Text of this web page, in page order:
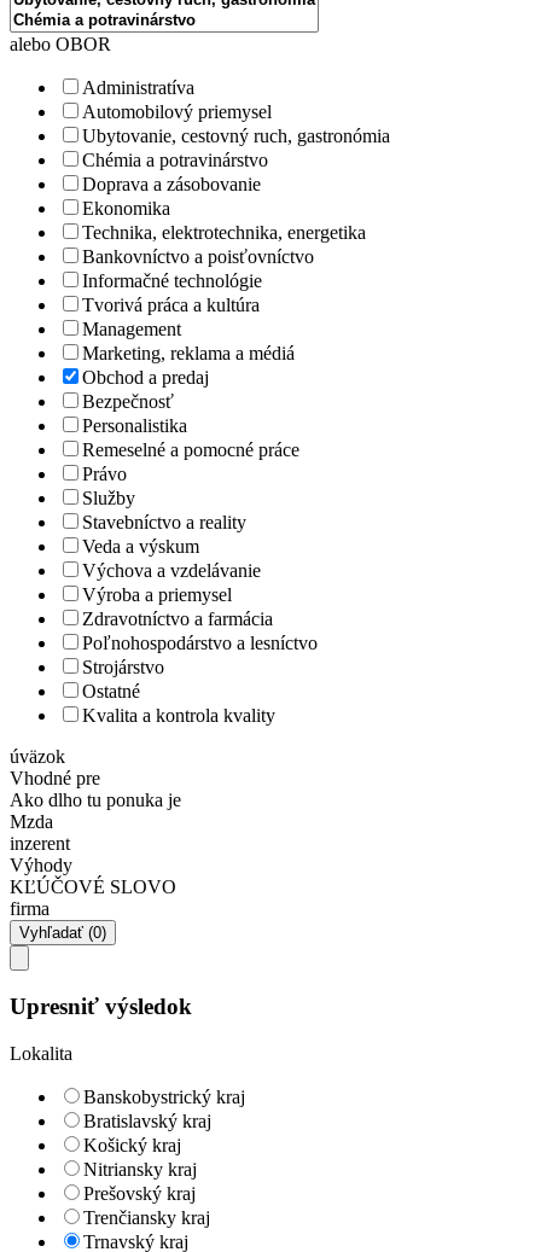
alebo OBOR
Administratíva
Automobilový priemysel
Ubytovanie, cestovný ruch, gastronómia
Chémia a potravinárstvo
Doprava a zásobovanie
Ekonomika
Technika, elektrotechnika, energetika
Bankovníctvo a poisťovníctvo
Informačné technológie
Tvorivá práca a kultúra
Management
Marketing, reklama a médiá
Obchod a predaj
Bezpečnosť
Personalistika
Remeselné a pomocné práce
Právo
Služby
Stavebníctvo a reality
Veda a výskum
Výchova a vzdelávanie
Výroba a priemysel
Zdravotníctvo a farmácia
Poľnohospodárstvo a lesníctvo
Strojárstvo
Ostatné
Kvalita a kontrola kvality
úväzok
Vhodné pre
Ako dlho tu ponuka je
Mzda
inzerent
Výhody
KĽÚČOVÉ SLOVO
firma
Upresniť výsledok
Lokalita
Banskobystrický kraj
Bratislavský kraj
Košický kraj
Nitriansky kraj
Prešovský kraj
Trenčiansky kraj
Trnavský kraj